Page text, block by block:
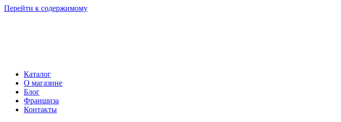
Перейти к содержимому
Каталог
О магазине
Блог
Франшиза
Контакты